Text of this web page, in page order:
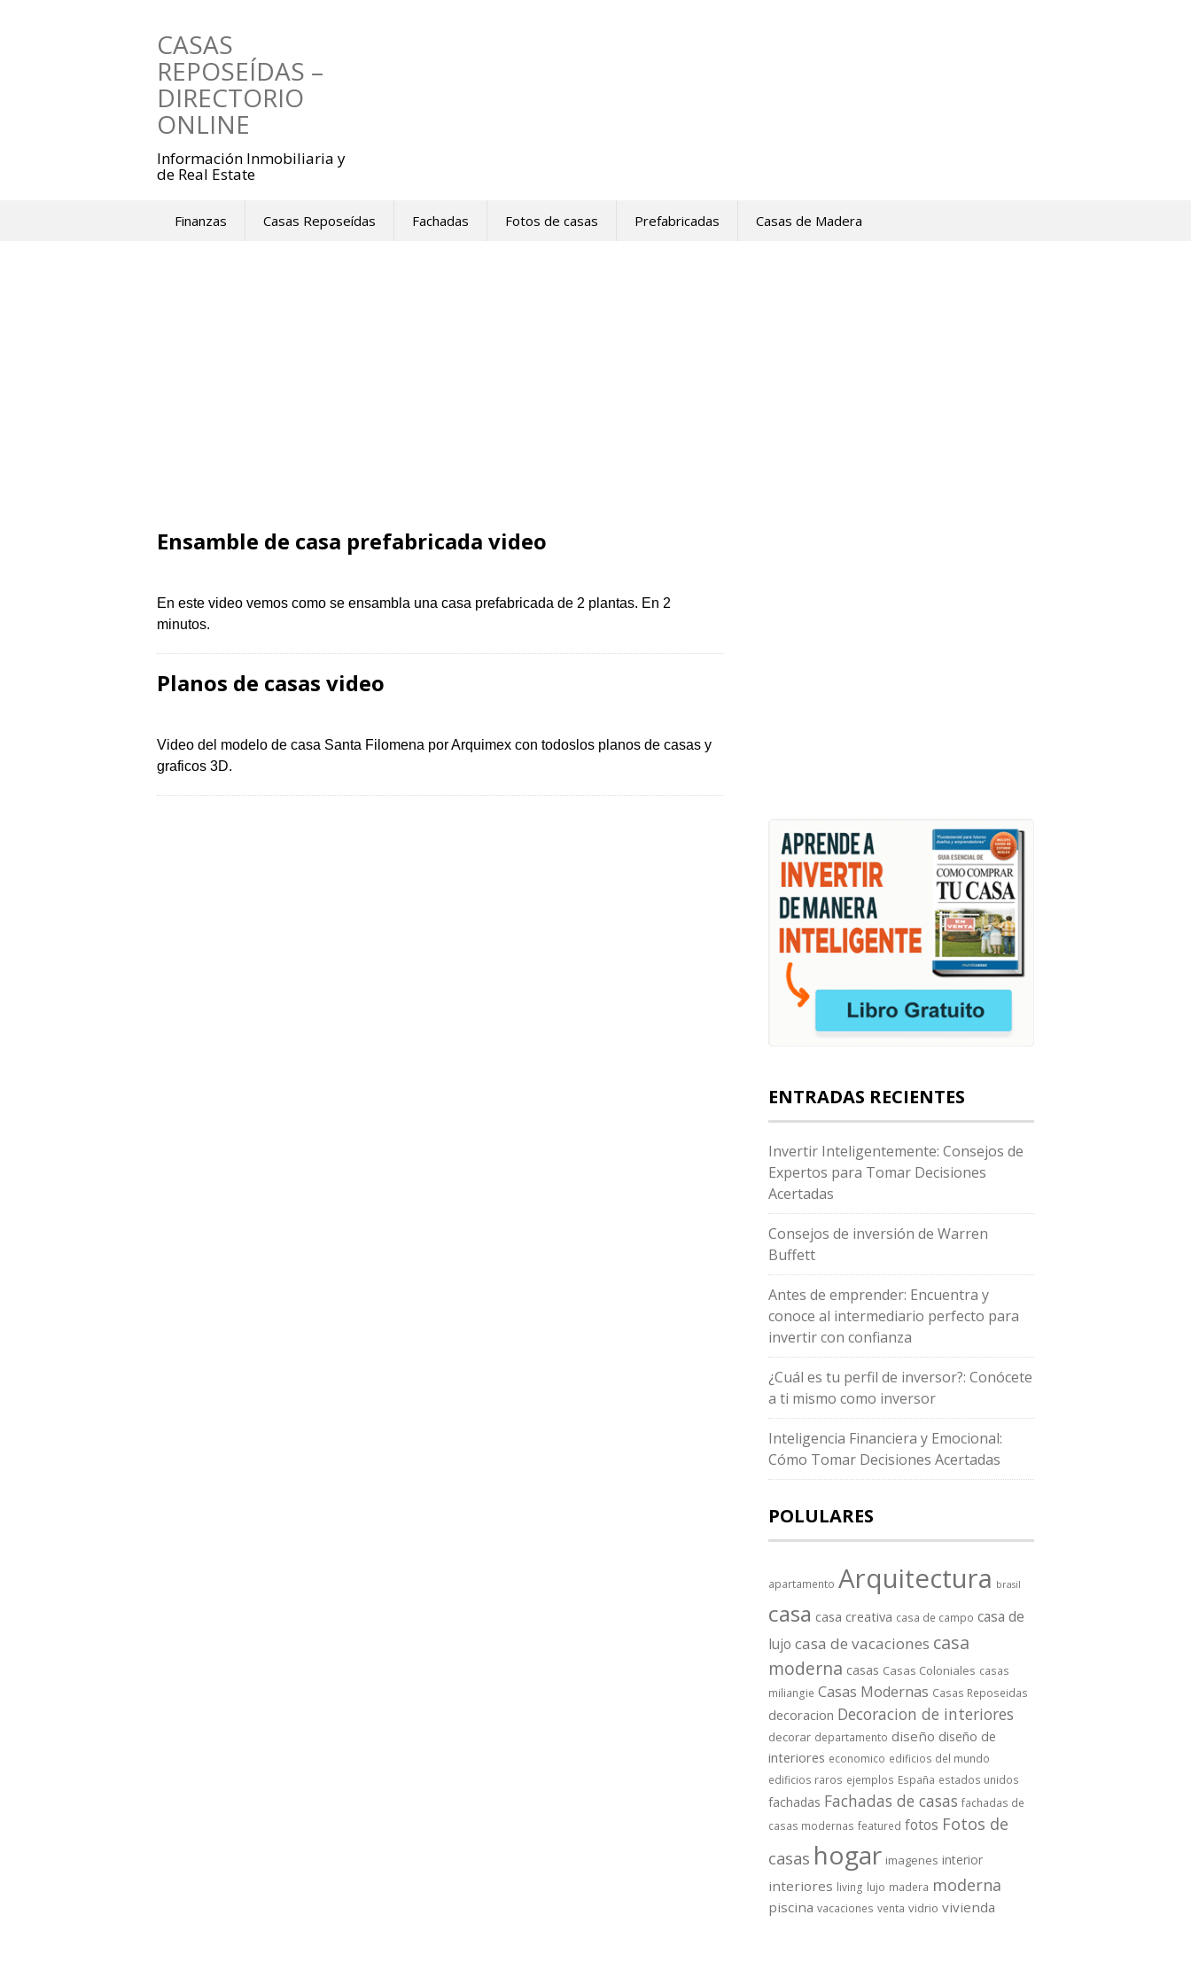
CASAS
REPOSEÍDAS –
DIRECTORIO
ONLINE
Información Inmobiliaria y
de Real Estate
Finanzas Casas Reposeídas Fachadas Fotos de casas Prefabricadas Casas de Madera
Ensamble de casa prefabricada video
En este video vemos como se ensambla una casa prefabricada de 2 plantas. En 2
minutos.
Planos de casas video
Video del modelo de casa Santa Filomena por Arquimex con todoslos planos de casas y
graficos 3D.
ENTRADAS RECIENTES
Invertir Inteligentemente: Consejos de
Expertos para Tomar Decisiones
Acertadas
Consejos de inversión de Warren
Buffett
Antes de emprender: Encuentra y
conoce al intermediario perfecto para
invertir con confianza
¿Cuál es tu perfil de inversor?: Conócete
a ti mismo como inversor
Inteligencia Financiera y Emocional:
Cómo Tomar Decisiones Acertadas
POLULARES
apartamento Arquitectura brasil
casa casa creativa casa de campo casa de
lujo casa de vacaciones casa
moderna casas Casas Coloniales casas
miliangie Casas Modernas Casas Reposeidas
decoracion Decoracion de interiores
decorar departamento diseño diseño de
interiores economico edificios del mundo
edificios raros ejemplos España estados unidos
fachadas Fachadas de casas fachadas de
casas modernas featured fotos Fotos de
casas hogar imagenes interior
interiores living lujo madera moderna
piscina vacaciones venta vidrio vivienda